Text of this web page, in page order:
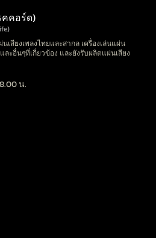
คคอร์ด)
เสียงเพลงไทยและสากล เครื่องเล่นแผ่น
ะอื่นๆที่เกี่ยวข้อง และยังรับผลิตแผ่นเสียง
น.